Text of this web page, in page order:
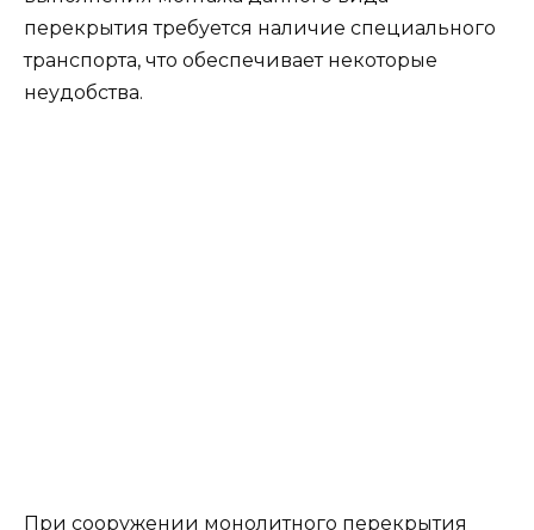
перекрытия требуется наличие специального
транспорта, что обеспечивает некоторые
неудобства.
При сооружении монолитного перекрытия